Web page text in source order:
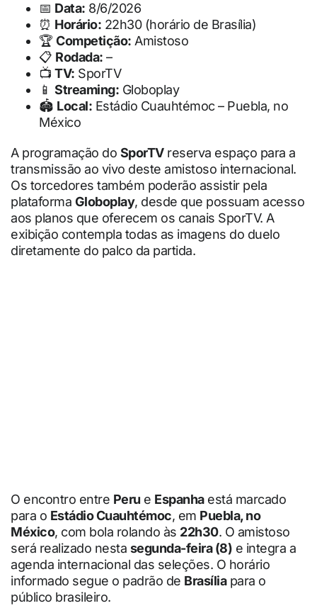
📅 Data: 8/6/2026
⏰ Horário: 22h30 (horário de Brasília)
🏆 Competição: Amistoso
📋 Rodada: –
📺 TV: SporTV
📱 Streaming: Globoplay
🏟 Local: Estádio Cuauhtémoc – Puebla, no
México
A programação do SporTVreserva espaço para a
transmissão ao vivo deste amistoso internacional.
Os torcedores também poderão assistir pela
plataforma Globoplay, desde que possuam acesso
aos planos que oferecem os canais SporTV. A
exibição contempla todas as imagens do duelo
diretamente do palco da partida.
O encontro entre Peru e Espanhaestá marcado
para o Estádio Cuauhtémoc, em Puebla, no
México, com bola rolando às 22h30. O amistoso
será realizado nesta segunda-feira (8) e integra a
agenda internacional das seleções. O horário
informado segue o padrão de Brasíliapara o
público brasileiro.